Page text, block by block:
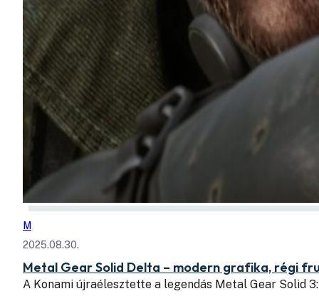
M
2025.08.30.
Metal Gear Solid Delta – modern grafika, régi
A Konami újraélesztette a legendás Metal Gear Solid